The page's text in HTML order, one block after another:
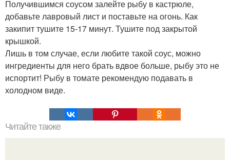
Получившимся соусом залейте рыбу в кастрюле,
добавьте лавровый лист и поставьте на огонь. Как
закипит тушите 15-17 минут. Тушите под закрытой
крышкой.
Лишь в том случае, если любите такой соус, можно
ингредиенты для него брать вдвое больше, рыбу это не
испортит! Рыбу в томате рекомендую подавать в
холодном виде.
Читайте также